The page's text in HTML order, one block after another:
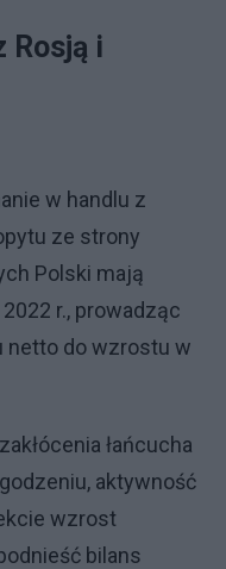
Rosją i
w handlu z
ze strony
Polski mają
r., prowadząc
netto do wzrostu w
łańcucha
aktywność
wzrost
bilans